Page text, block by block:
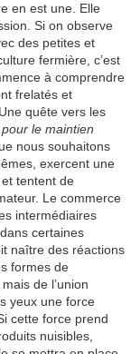
en est une. Elle
Si on observe
des petites et
fermière, c’est
à comprendre
frelatés et
quête vers les
le maintien
nous souhaitons
exercent une
tentent de
Le commerce
intermédiaires
certaines
naître des réactions
formes de
de l’union
yeux une force
cette force prend
nuisibles,